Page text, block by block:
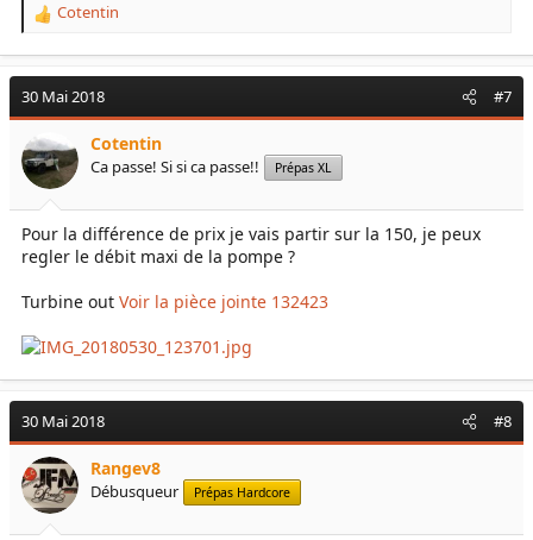
R
t
o
n
s
:
Cotentin
30 Mai 2018 #7
Cotentin
Ca passe! Si si ca passe!! Prépas XL
Pour la différence de prix je vais partir sur la 150, je peux
regler le débit maxi de la pompe ?
Turbine out Voir la pièce jointe 132423
30 Mai 2018 #8
Rangev8
Débusqueur Prépas Hardcore